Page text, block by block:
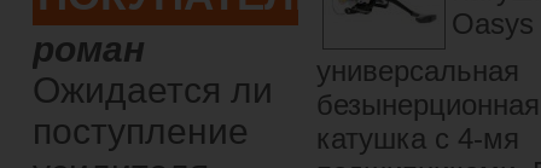
роман
Ожидается ли
поступление
Oasys
универсальная
безынерционная
катушка с 4-мя